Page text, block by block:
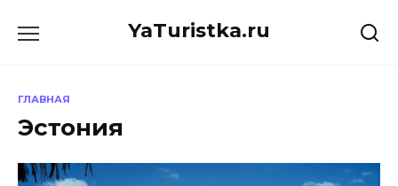
YaTuristka.ru
ГЛАВНАЯ
Эстония